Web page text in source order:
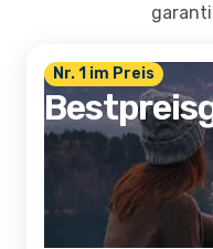
Nr. 1 im Preis